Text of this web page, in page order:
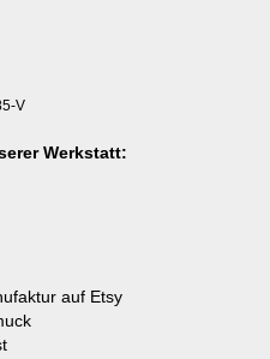
V
Werkstatt:
auf Etsy